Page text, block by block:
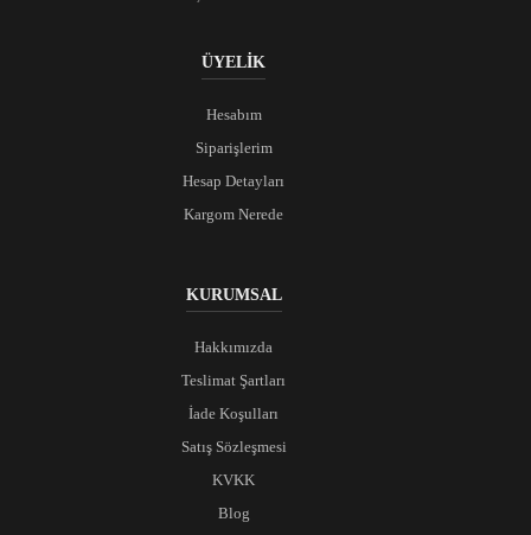
ÜYELİK
Hesabım
Siparişlerim
Hesap Detayları
Kargom Nerede
KURUMSAL
Hakkımızda
Teslimat Şartları
İade Koşulları
Satış Sözleşmesi
KVKK
Blog